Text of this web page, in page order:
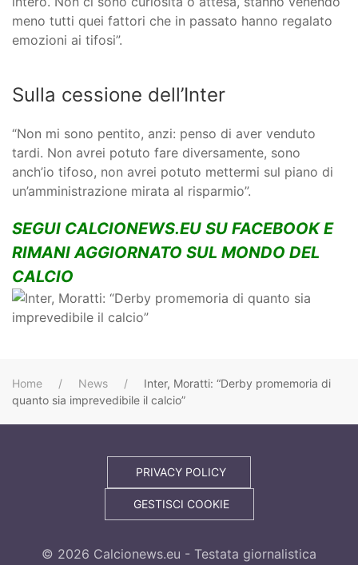
meno tutti quei fattori che in passato hanno regalato
emozioni ai tifosi”.
Sulla cessione dell’Inter
“Non mi sono pentito, anzi: penso di aver venduto
tardi. Non avrei potuto fare diversamente, sono
anch’io tifoso, non avrei potuto mettermi sul piano di
un’amministrazione mirata al risparmio”.
SEGUI CALCIONEWS.EU SU FACEBOOK E
RIMANI AGGIORNATO SUL MONDO DEL
CALCIO
Home News
Inter, Moratti: “Derby promemoria di
quanto sia imprevedibile il calcio”
PRIVACY POLICY
GESTISCI COOKIE
© 2026 Calcionews.eu - Testata giornalistica